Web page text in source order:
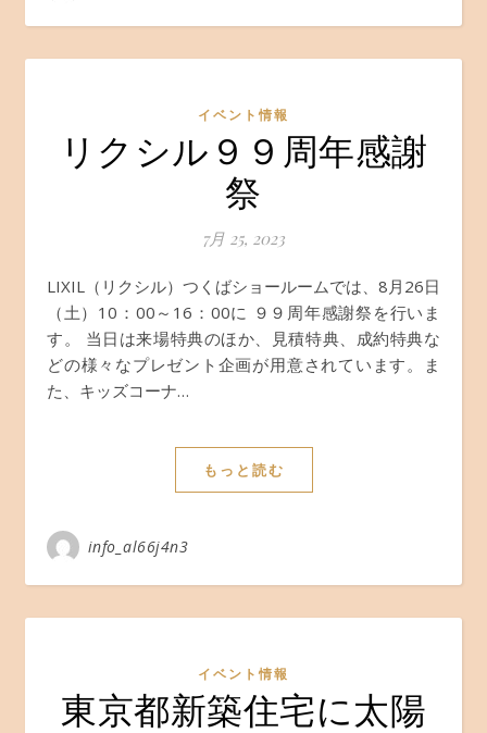
イベント情報
リクシル９９周年感謝
祭
7月 25, 2023
LIXIL（リクシル）つくばショールームでは、8月26日
（土）10：00～16：00に ９９周年感謝祭を行いま
す。 当日は来場特典のほか、見積特典、成約特典な
どの様々なプレゼント企画が用意されています。ま
た、キッズコーナ…
もっと読む
info_al66j4n3
イベント情報
東京都新築住宅に太陽